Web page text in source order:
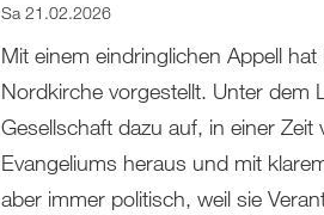
Sa 21.02.2026
Mit einem eindringlichen Appell
Nordkirche vorgestellt. Unter dem
Gesellschaft dazu auf, in einer
Evangeliums heraus und mit
aber immer politisch, weil sie